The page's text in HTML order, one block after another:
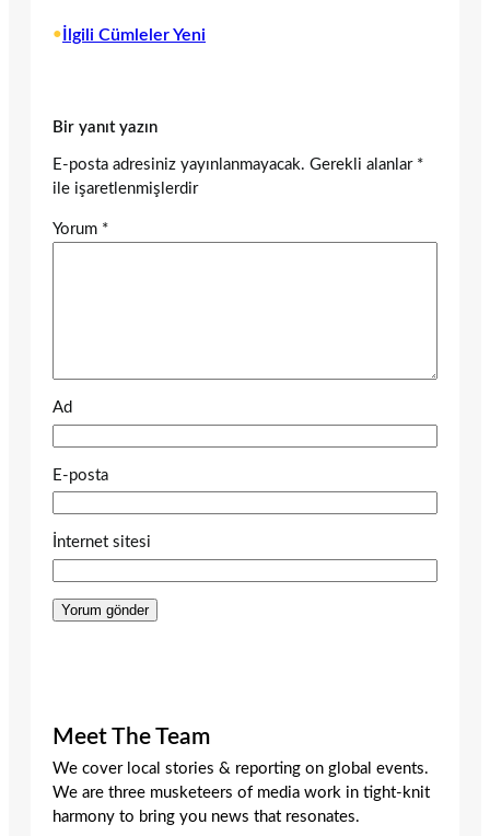
• İlgili Cümleler Yeni
Bir yanıt yazın
E-posta adresiniz yayınlanmayacak. Gerekli alanlar *
ile işaretlenmişlerdir
Yorum *
Ad
E-posta
İnternet sitesi
Meet The Team
We cover local stories & reporting on global events.
We are three musketeers of media work in tight-knit
harmony to bring you news that resonates.